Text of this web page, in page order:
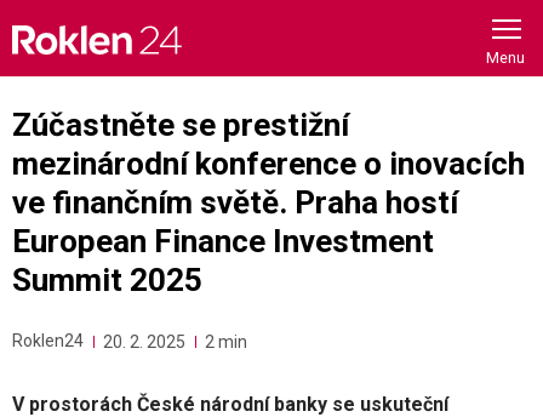
content
Zúčastněte se prestižní
mezinárodní konference o inovacích
ve finančním světě. Praha hostí
European Finance Investment
Summit 2025
Roklen24 20. 2. 2025 2 min
V prostorách České národní banky se uskuteční